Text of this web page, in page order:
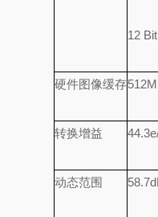
12
硬件图像缓存
转换增益
动态范围